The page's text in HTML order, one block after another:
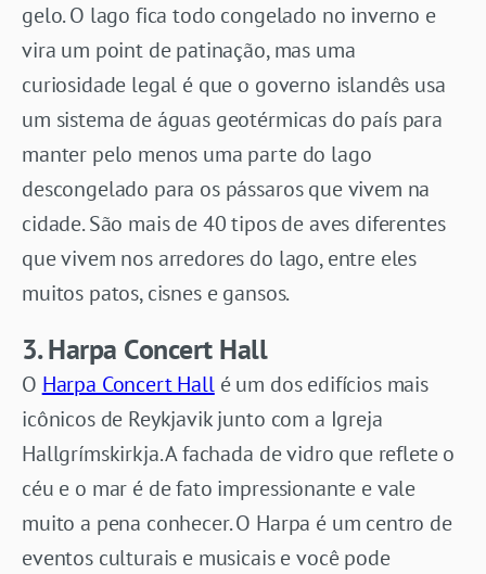
gelo. O lago fica todo congelado no inverno e
vira um point de patinação, mas uma
curiosidade legal é que o governo islandês usa
um sistema de águas geotérmicas do país para
manter pelo menos uma parte do lago
descongelado para os pássaros que vivem na
cidade. São mais de 40 tipos de aves diferentes
que vivem nos arredores do lago, entre eles
muitos patos, cisnes e gansos.
3. Harpa Concert Hall
O Harpa Concert Hallé um dos edifícios mais
icônicos de Reykjavik junto com a Igreja
Hallgrímskirkja. A fachada de vidro que reflete o
céu e o mar é de fato impressionante e vale
muito a pena conhecer. O Harpa é um centro de
eventos culturais e musicais e você pode